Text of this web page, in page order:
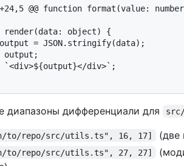
+24,5 @@ function format(value:
div>`;
диапазоны дифференциали для
to/repo/src/utils.ts", 16, 17] (две
to/repo/src/utils.ts", 27, 27]